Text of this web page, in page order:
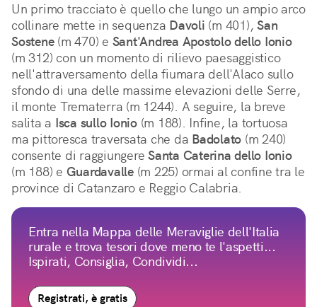
Un primo tracciato è quello che lungo un ampio arco
collinare mette in sequenza Davoli (m 401), San
Sostene (m 470) e Sant'Andrea Apostolo dello Ionio
(m 312) con un momento di rilievo paesaggistico
nell'attraversamento della fiumara dell'Alaco sullo
sfondo di una delle massime elevazioni delle Serre,
il monte Trematerra (m 1244). A seguire, la breve
salita a Isca sullo Ionio (m 188). Infine, la tortuosa
ma pittoresca traversata che da Badolato (m 240)
consente di raggiungere Santa Caterina dello Ionio
(m 188) e Guardavalle (m 225) ormai al confine tra le
province di Catanzaro e Reggio Calabria.
Entra nella Mappa delle Meraviglie dell'Italia
rurale e trova tesori dove meno te l'aspetti...
Ispirati, Consiglia, Condividi...
Registrati, è gratis